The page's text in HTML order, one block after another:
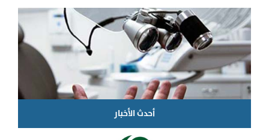
أحدث الأخبار